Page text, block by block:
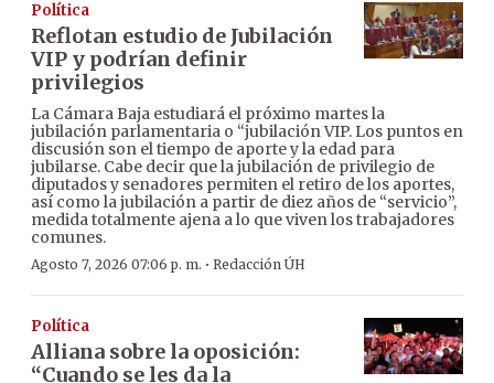
Política
Reflotan estudio de Jubilación
VIP y podrían definir
privilegios
La Cámara Baja estudiará el próximo martes la
jubilación parlamentaria o “jubilación VIP. Los puntos en
discusión son el tiempo de aporte y la edad para
jubilarse. Cabe decir que la jubilación de privilegio de
diputados y senadores permiten el retiro de los aportes,
así como la jubilación a partir de diez años de “servicio”,
medida totalmente ajena a lo que viven los trabajadores
comunes.
Agosto 7, 2026 07:06 p. m. · Redacción ÚH
Política
Alliana sobre la oposición:
“Cuando se les da la